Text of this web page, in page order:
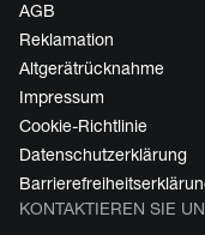
AGB
Reklamation
Altgerätrücknahme
Impressum
Cookie-Richtlinie
Datenschutzerklärung
KONTAKTIEREN SIE